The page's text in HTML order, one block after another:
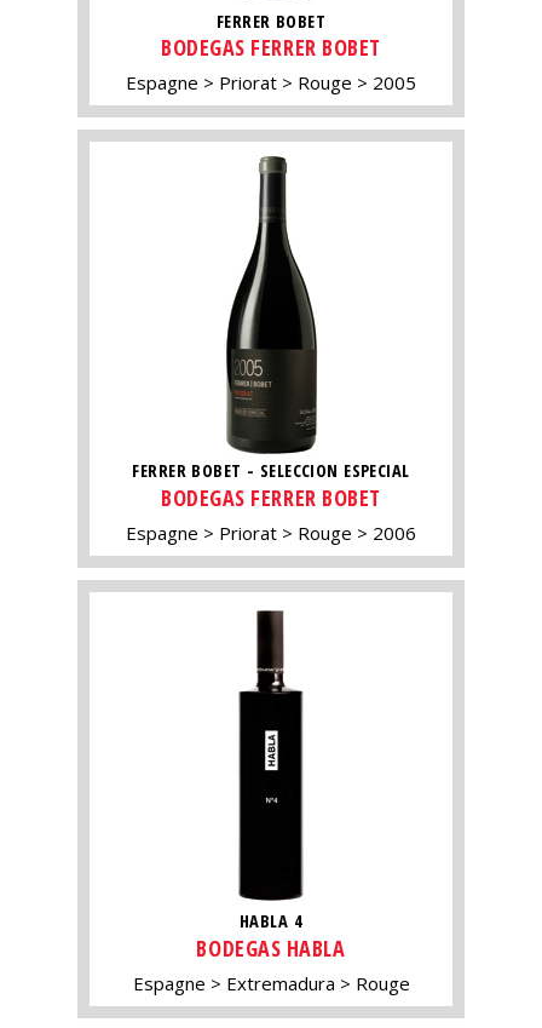
FERRER BOBET
BODEGAS FERRER BOBET
Espagne Priorat Rouge 2005
FERRER BOBET - SELECCION ESPECIAL
BODEGAS FERRER BOBET
Espagne Priorat Rouge 2006
HABLA 4
BODEGAS HABLA
Espagne Extremadura Rouge